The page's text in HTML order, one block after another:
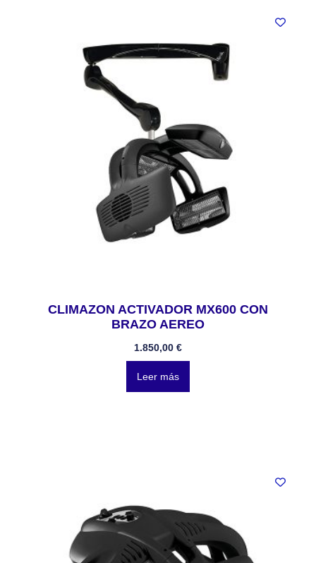
CLIMAZON ACTIVADOR MX600 CON
BRAZO AEREO
1.850,00 €
Leer más